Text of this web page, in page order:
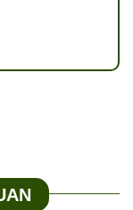
NÃO - 124 trang
trend, sách, văn
thành tốt nhất luôn